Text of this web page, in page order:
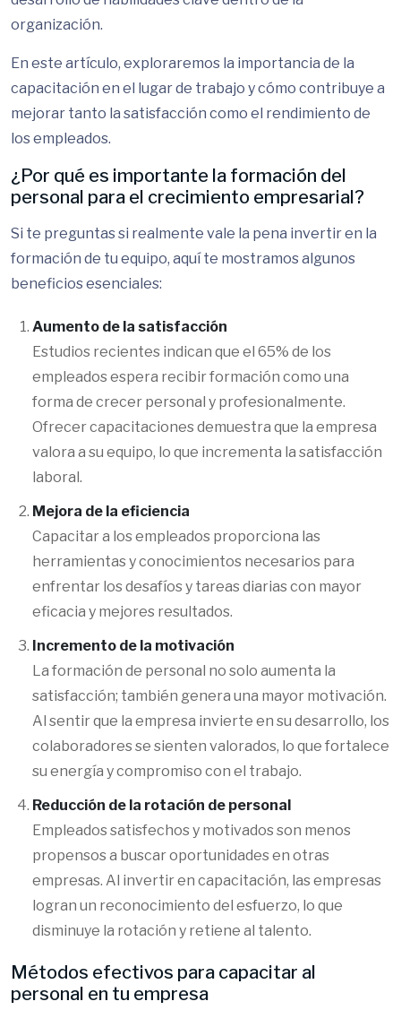
organización.
En este artículo, exploraremos la importancia de la
capacitación en el lugar de trabajo y cómo contribuye a
mejorar tanto la satisfacción como el rendimiento de
los empleados.
¿Por qué es importante la formación del
personal para el crecimiento empresarial?
Si te preguntas si realmente vale la pena invertir en la
formación de tu equipo, aquí te mostramos algunos
beneficios esenciales:
Aumento de la satisfacción
Estudios recientes indican que el 65% de los
empleados espera recibir formación como una
forma de crecer personal y profesionalmente.
Ofrecer capacitaciones demuestra que la empresa
valora a su equipo, lo que incrementa la satisfacción
laboral.
Mejora de la eficiencia
Capacitar a los empleados proporciona las
herramientas y conocimientos necesarios para
enfrentar los desafíos y tareas diarias con mayor
eficacia y mejores resultados.
Incremento de la motivación
La formación de personal no solo aumenta la
satisfacción; también genera una mayor motivación.
Al sentir que la empresa invierte en su desarrollo, los
colaboradores se sienten valorados, lo que fortalece
su energía y compromiso con el trabajo.
Reducción de la rotación de personal
Empleados satisfechos y motivados son menos
propensos a buscar oportunidades en otras
empresas. Al invertir en capacitación, las empresas
logran un reconocimiento del esfuerzo, lo que
disminuye la rotación y retiene al talento.
Métodos efectivos para capacitar al
personal en tu empresa